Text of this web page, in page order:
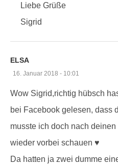
Liebe Grüße
Sigrid
ELSA
16. Januar 2018 - 10:01
Wow Sigrid,richtig hübsch
bei Facebook gelesen, dass
musste ich doch nach
wieder vorbei schauen ♥
Da hatten ja zwei dumme